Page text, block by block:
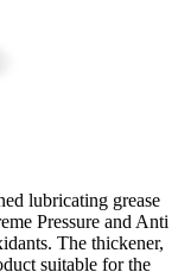
lubricating grease
Pressure and Anti
The thickener,
suitable for the